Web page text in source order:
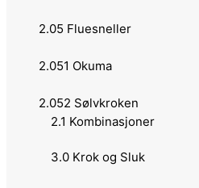
Flatnose Shad
15cm 24g 605188
99,00 kr Legg i handlekurv
2.05 Fluesneller
2.051 Okuma
2.052 Sølvkroken
2.1 Kombinasjoner
3.0 Krok og Sluk